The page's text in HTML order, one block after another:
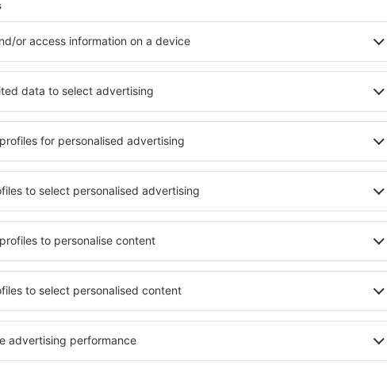
1-3, 22335 Hamburg
de ómnibus se encuentran en la salida de la terminal y brindan
Dentro del aeropuerto funciona un servicio de minibús gratuito que
de tren se ubica frente a las terminales y puede accederse por
de trenes. El viaje dura unos 25 minutos y tiene una frecuencia de 10
taxis se ubican en el ingreso de ambas terminales.
sistema de GPS:
localizado entre las autovías R2 y R3. La señalización, desde el